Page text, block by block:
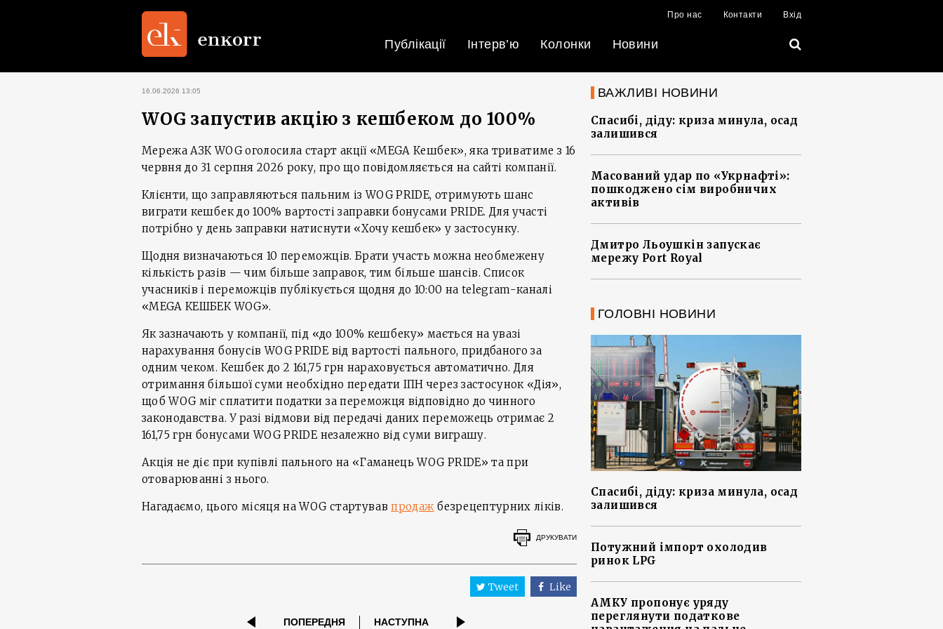
Про нас Контакти Вхід
Публікації Інтерв’ю Колонки Новини
16.06.2026 13:05
WOG запустив акцію з кешбеком до 100%
Мережа АЗК WOG оголосила старт акції «MEGA Кешбек», яка триватиме з 16
червня до 31 серпня 2026 року, про що повідомляється на сайті компанії.
Клієнти, що заправляються пальним із WOG PRIDE, отримують шанс
виграти кешбек до 100% вартості заправки бонусами PRIDE. Для участі
потрібно у день заправки натиснути «Хочу кешбек» у застосунку.
Щодня визначаються 10 переможців. Брати участь можна необмежену
кількість разів — чим більше заправок, тим більше шансів. Список
учасників і переможців публікується щодня до 10:00 на telegram-каналі
«MEGA КЕШБЕК WOG».
Як зазначають у компанії, під «до 100% кешбеку» мається на увазі
нарахування бонусів WOG PRIDE від вартості пального, придбаного за
одним чеком. Кешбек до 2 161,75 грн нараховується автоматично. Для
отримання більшої суми необхідно передати ІПН через застосунок «Дія»,
щоб WOG міг сплатити податки за переможця відповідно до чинного
законодавства. У разі відмови від передачі даних переможець отримає 2
161,75 грн бонусами WOG PRIDE незалежно від суми виграшу.
Акція не діє при купівлі пального на «Гаманець WOG PRIDE» та при
отоварюванні з нього.
Нагадаємо, цього місяця на WOG стартувавпродаж безрецептурних ліків.
ДРУКУВАТИ
Tweet Like
ПОПЕРЕДНЯ НАСТУПНА
ВАЖЛИВІ НОВИНИ
Спасибі, діду: криза минула, осад
залишився
Масований удар по «Укрнафті»:
пошкоджено сім виробничих
активів
Дмитро Льоушкін запускає
мережу Port Royal
ГОЛОВНІ НОВИНИ
Спасибі, діду: криза минула, осад
залишився
Потужний імпорт охолодив
ринок LPG
АМКУ пропонує уряду
переглянути податкове